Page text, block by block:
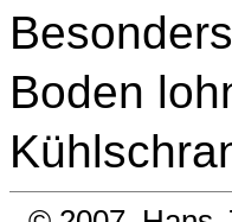
Boden